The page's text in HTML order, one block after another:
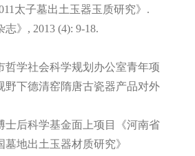
太子墓出土玉器玉质研究》.
志》, 2013 (4): 9-18.
哲学社会科学规划办公室青年项
野下德清窑隋唐古瓷器产品对外
士后科学基金面上项目《河南省
地出土玉器材质研究》